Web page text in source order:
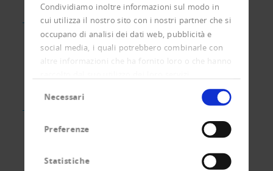
Condividiamo inoltre informazioni sul modo in
cui utilizza il nostro sito con i nostri partner che si
occupano di analisi dei dati web, pubblicità e
social media, i quali potrebbero combinarle con
altre informazioni che ha fornito loro o che hanno
delNecessari
Preferenze
Statistiche
Giornale Creditreform
Il vostro diritto
Il vostro diritto
Informazione su se stesso
Codice di condotta incasso
Debiti? Cosa fare?
Attualità
Consultazioni